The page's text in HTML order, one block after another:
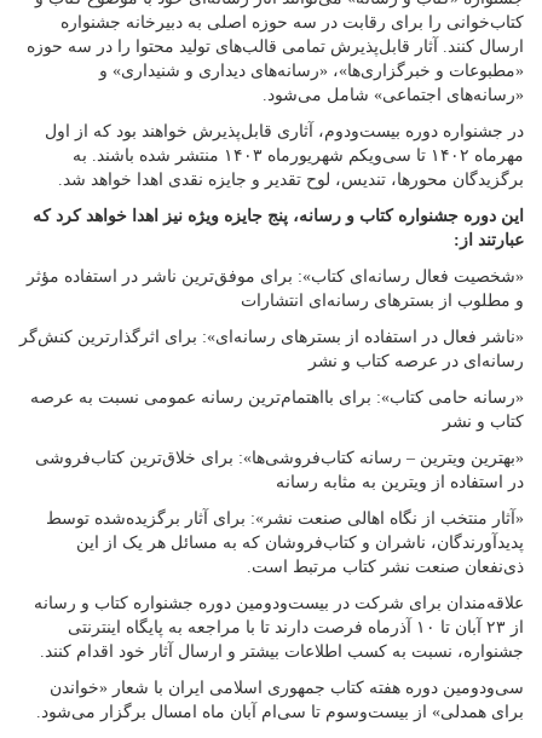
کتاب‌خوانی را برای رقابت در سه حوزه اصلی به دبیرخانه جشنواره
ارسال کنند. آثار قابل‌پذیرش تمامی قالب‌های تولید محتوا را در سه حوزه
«مطبوعات و خبرگزاری‌ها»، «رسانه‌های دیداری و شنیداری» و
«رسانه‌های اجتماعی» شامل می‌شود.
در جشنواره دوره بیست‌ودوم، آثاری قابل‌پذیرش خواهند بود که از اول
مهرماه ۱۴۰۲ تا سی‌ویکم شهریورماه ۱۴۰۳ منتشر شده باشند. به
برگزیدگان محورها، تندیس، لوح تقدیر و جایزه نقدی اهدا خواهد شد.
این دوره جشنواره کتاب و رسانه، پنج جایزه ویژه نیز اهدا خواهد کرد که
عبارتند از:
«شخصیت فعال رسانه‌ای کتاب»: برای موفق‌ترین ناشر در استفاده مؤثر
و مطلوب از بسترهای رسانه‌ای انتشارات
«ناشر فعال در استفاده از بسترهای رسانه‌ای»: برای اثرگذارترین کنش‌گر
رسانه‌ای در عرصه کتاب و نشر
«رسانه حامی کتاب»: برای بااهتمام‌ترین رسانه عمومی نسبت به عرصه
کتاب و نشر
«بهترین ویترین – رسانه کتاب‌فروشی‌ها»: برای خلاق‌ترین کتاب‌فروشی
در استفاده از ویترین به مثابه رسانه
«آثار منتخب از نگاه اهالی صنعت نشر»: برای آثار برگزیده‌شده توسط
پدیدآورندگان، ناشران و کتاب‌فروشان که به مسائل هر یک از این
ذی‌نفعان صنعت نشر کتاب مرتبط است.
علاقه‌مندان برای شرکت در بیست‌ودومین دوره جشنواره کتاب و رسانه
از ۲۳ آبان تا ۱۰ آذرماه فرصت دارند تا با مراجعه به پایگاه اینترنتی
جشنواره، نسبت به کسب اطلاعات بیشتر و ارسال آثار خود اقدام کنند.
سی‌ودومین دوره هفته کتاب جمهوری اسلامی ایران با شعار «خواندن
برای همدلی» از بیست‌وسوم تا سی‌ام آبان ماه امسال برگزار می‌شود.